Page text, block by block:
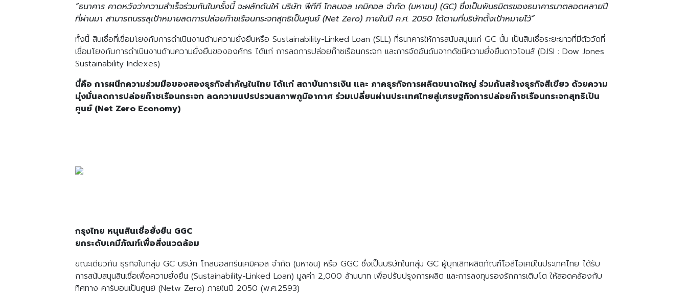
“ธนาคาร คาดหวังว่าความสำเร็จร่วมกันในครั้งนี้ จะผลักดันให้ บริษัท พีทีที โกลบอล เคมิคอล จำกัด (มหาชน) (GC) ซึ่งเป็นพันธมิตรของธนาคารมาตลอดหลายปี
ที่ผ่านมา สามารถบรรลุเป้าหมายลดการปล่อยก๊าซเรือนกระจกสุทธิเป็นศูนย์ (Net Zero) ภายในปี ค.ศ. 2050 ได้ตามที่บริษัทตั้งเป้าหมายไว้”
ทั้งนี้ สินเชื่อที่เชื่อมโยงกับการดำเนินงานด้านความยั่งยืนหรือ Sustainability-Linked Loan (SLL) ที่ธนาคารให้การสนับสนุนแก่ GC นั้น เป็นสินเชื่อระยะยาวที่มีตัววัดที่
เชื่อมโยงกับการดำเนินงานด้านความยั่งยืนขององค์กร ได้แก่ การลดการปล่อยก๊าซเรือนกระจก และการจัดอันดับจากดัชนีความยั่งยืนดาวโจนส์ (DJSI : Dow Jones
Sustainability Indexes)
นี่คือ การผนึกความร่วมมือของสองธุรกิจสำคัญในไทย ได้แก่ สถาบันการเงิน และ ภาคธุรกิจการผลิตขนาดใหญ่ ร่วมกันสร้างธุรกิจสีเขียว ด้วยความ
มุ่งมั่นลดการปล่อยก๊าซเรือนกระจก ลดความแปรปรวนสภาพภูมิอากาศ ร่วมเปลี่ยนผ่านประเทศไทยสู่เศรษฐกิจการปล่อยก๊าซเรือนกระจกสุทธิเป็น
ศูนย์ (Net Zero Economy)
กรุงไทย หนุนสินเชื่อยั่งยืน GGC
ยกระดับเคมีภัณฑ์เพื่อสิ่งแวดล้อม
ขณะเดียวกัน ธุรกิจในกลุ่ม GC บริษัท โกลบอลกรีนเคมิคอล จำกัด (มหาชน) หรือ GGC ซึ่งเป็นบริษัทในกลุ่ม GC ผู้บุกเลิกผลิตภัณฑ์โอลีโอเคมีในประเทศไทย ได้รับ
การสนับสนุนสินเชื่อเพื่อความยั่งยืน (Sustainability-Linked Loan) มูลค่า 2,000 ล้านบาท เพื่อปรับปรุงการผลิต และการลงทุนรองรักการเติบโต ให้สอดคล้องกับ
ทิศทาง คาร์บอนเป็นศูนย์ (Netw Zero) ภายในปี 2050 (พ.ศ.2593)